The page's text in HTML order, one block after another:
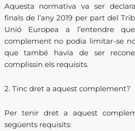
Aquesta normativa va ser
finals de l’any 2019 per part del
Unió Europea a l’entendre
complement no podia limitar-se
que també havia de ser
complissin els requisits.
2. Tinc dret a aquest complement?
Per tenir dret a aquest
següents requisits: